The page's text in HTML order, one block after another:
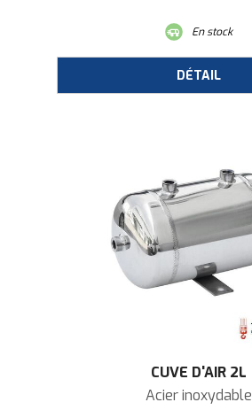
En stock
CUVE D'AIR 2L
Acier inoxydable